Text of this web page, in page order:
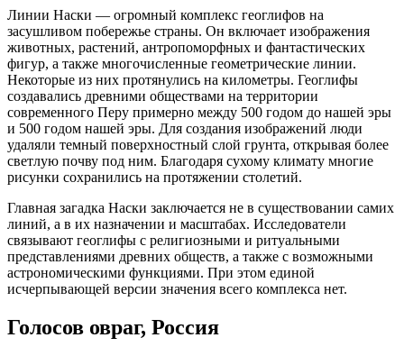
Линии Наски — огромный комплекс геоглифов на
засушливом побережье страны. Он включает изображения
животных, растений, антропоморфных и фантастических
фигур, а также многочисленные геометрические линии.
Некоторые из них протянулись на километры. Геоглифы
создавались древними обществами на территории
современного Перу примерно между 500 годом до нашей эры
и 500 годом нашей эры. Для создания изображений люди
удаляли темный поверхностный слой грунта, открывая более
светлую почву под ним. Благодаря сухому климату многие
рисунки сохранились на протяжении столетий.
Главная загадка Наски заключается не в существовании самих
линий, а в их назначении и масштабах. Исследователи
связывают геоглифы с религиозными и ритуальными
представлениями древних обществ, а также с возможными
астрономическими функциями. При этом единой
исчерпывающей версии значения всего комплекса нет.
Голосов овраг, Россия